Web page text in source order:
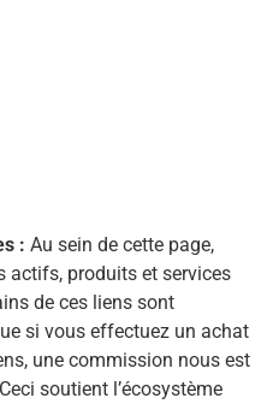
: Au sein de cette page,
actifs, produits et services
de ces liens sont
si vous effectuez un achat
une commission nous est
soutient l’écosystème